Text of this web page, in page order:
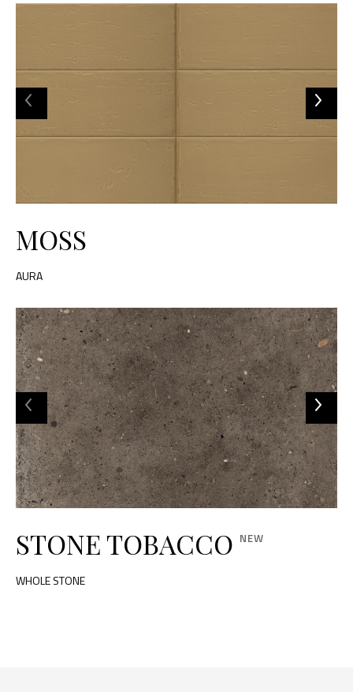
MOSS
AURA
STONE TOBACCO
WHOLE STONE